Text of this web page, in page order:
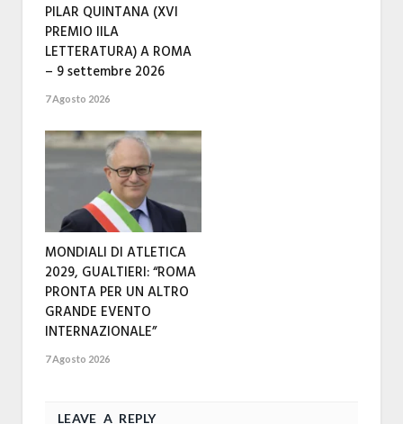
PILAR QUINTANA (XVI
PREMIO IILA
LETTERATURA) A ROMA
– 9 settembre 2026
7 Agosto 2026
MONDIALI DI ATLETICA
2029, GUALTIERI: “ROMA
PRONTA PER UN ALTRO
GRANDE EVENTO
INTERNAZIONALE”
7 Agosto 2026
LEAVE A REPLY